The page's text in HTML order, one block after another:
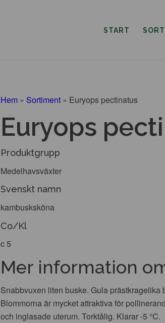
START
Hem » Sortiment » Euryops pectinatus
Euryops
Produktgrupp
Medelhavsväxter
Svenskt namn
kambusksköna
Co/Kl
c 5
Mer information
Snabbvuxen liten buske. Gula
Blommorna är mycket attraktiva för
och inglasade uterum. Torktålig. Klarar -5 °C.